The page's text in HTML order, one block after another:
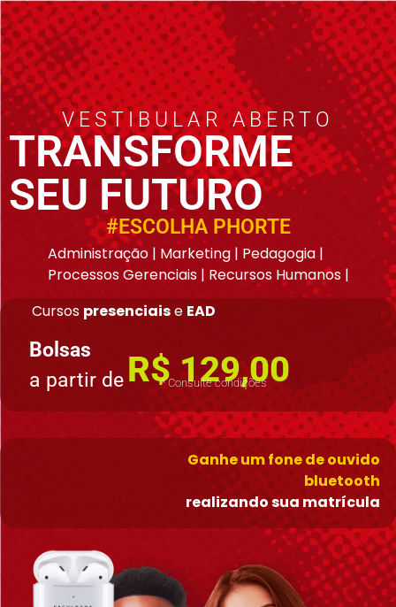
VESTIBULAR ABERTO
TRANSFORME
SEU FUTURO
#ESCOLHA PHORTE
Administração | Marketing | Pedagogia |
Processos Gerenciais | Recursos Humanos |
Cursos presenciaise EAD
Bolsas
a partir de R$ 129,00
* Consulte condições
Ganhe um fone de ouvido
bluetooth
realizando sua matrícula